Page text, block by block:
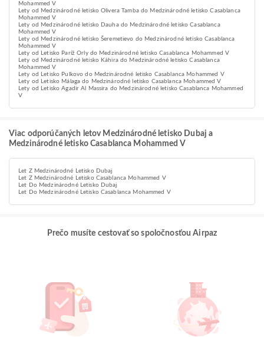
Mohammed V
Lety od Medzinárodné letisko Olivera Tamba do Medzinárodné letisko Casablanca
Mohammed V
Lety od Medzinárodné letisko Dauha do Medzinárodné letisko Casablanca
Mohammed V
Lety od Medzinárodné letisko Šeremetievo do Medzinárodné letisko Casablanca
Mohammed V
Lety od Letisko Paríž Orly do Medzinárodné letisko Casablanca Mohammed V
Lety od Medzinárodné letisko Káhira do Medzinárodné letisko Casablanca
Mohammed V
Lety od Letisko Pulkovo do Medzinárodné letisko Casablanca Mohammed V
Lety od Letisko Málaga do Medzinárodné letisko Casablanca Mohammed V
Lety od Letisko Agadir Al Massira do Medzinárodné letisko Casablanca Mohammed
V
Viac odporúčaných letov Medzinárodné letisko Dubaj a
Medzinárodné letisko Casablanca Mohammed V
Let Z Medzinárodné Letisko Dubaj
Let Z Medzinárodné Letisko Casablanca Mohammed V
Let Do Medzinárodné Letisko Dubaj
Let Do Medzinárodné Letisko Casablanca Mohammed V
Prečo musíte cestovať so spoločnosťou Airpaz